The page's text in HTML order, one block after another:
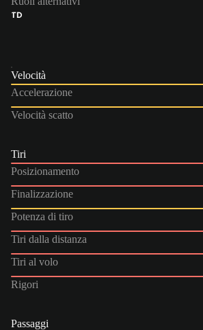
TD
Velocità
Accelerazione
Velocità scatto
Tiri
Posizionamento
Finalizzazione
Potenza di tiro
Tiri dalla distanza
Tiri al volo
Rigori
Passaggi